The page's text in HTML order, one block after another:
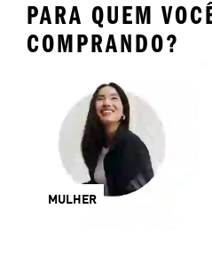
PARA QUEM
COMPRANDO?
MULHER